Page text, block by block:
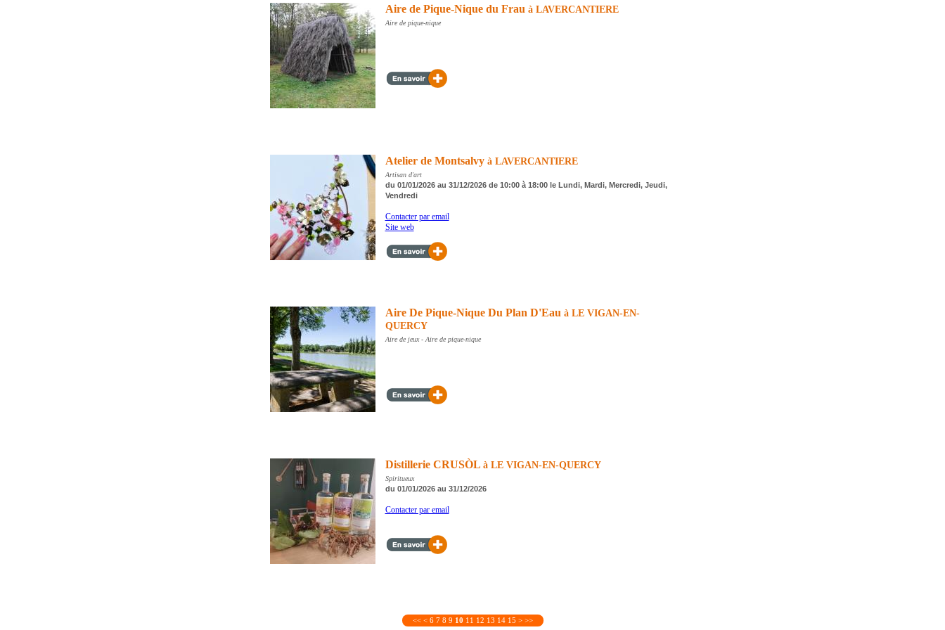
Aire de Pique-Nique du Frau à LAVERCANTIERE
Aire de pique-nique
Atelier de Montsalvy à LAVERCANTIERE
Artisan d'art
du 01/01/2026 au 31/12/2026 de 10:00 à 18:00 le Lundi, Mardi, Mercredi, Jeudi,
Vendredi
Contacter par email
Site web
Aire De Pique-Nique Du Plan D'Eau à LE VIGAN-EN-
QUERCY
Aire de jeux - Aire de pique-nique
Distillerie CRUSÒL à LE VIGAN-EN-QUERCY
Spiritueux
du 01/01/2026 au 31/12/2026
Contacter par email
<< < 6 7 8 9 10 11 12 13 14 15 > >>